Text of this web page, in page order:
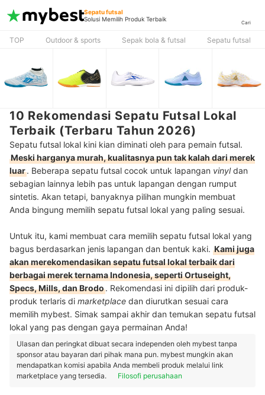
Sepatu futsal
Solusi Memilih Produk Terbaik
Cari
TOP Outdoor & sports Sepak bola & futsal Sepatu futsal
10 Rekomendasi Sepatu Futsal Lokal
Terbaik (Terbaru Tahun 2026)
Sepatu futsal lokal kini kian diminati oleh para pemain futsal.
Meski harganya murah, kualitasnya pun tak kalah dari merek
luar. Beberapa sepatu futsal cocok untuk lapangan vinyldan
sebagian lainnya lebih pas untuk lapangan dengan rumput
sintetis. Akan tetapi, banyaknya pilihan mungkin membuat
Anda bingung memilih sepatu futsal lokal yang paling sesuai.
Untuk itu, kami membuat cara memilih sepatu futsal lokal yang
bagus berdasarkan jenis lapangan dan bentuk kaki. Kami juga
akan merekomendasikan sepatu futsal lokal terbaik dari
berbagai merek ternama Indonesia, seperti Ortuseight,
Specs, Mills, dan Brodo. Rekomendasi ini dipilih dari produk-
produk terlaris di marketplace dan diurutkan sesuai cara
memilih mybest. Simak sampai akhir dan temukan sepatu futsal
lokal yang pas dengan gaya permainan Anda!
Ulasan dan peringkat dibuat secara independen oleh mybest tanpa
sponsor atau bayaran dari pihak mana pun. mybest mungkin akan
mendapatkan komisi apabila Anda membeli produk melalui link
marketplace yang tersedia.
Filosofi perusahaan